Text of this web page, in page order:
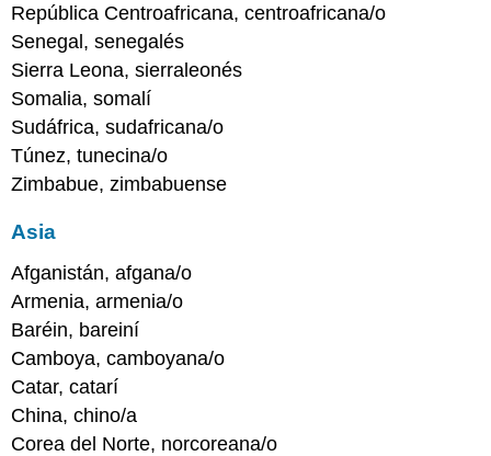
República Centroafricana, centroafricana/o
Senegal, senegalés
Sierra Leona, sierraleonés
Somalia, somalí
Sudáfrica, sudafricana/o
Túnez, tunecina/o
Zimbabue, zimbabuense
Asia
Afganistán, afgana/o
Armenia, armenia/o
Baréin, bareiní
Camboya, camboyana/o
Catar, catarí
China, chino/a
Corea del Norte, norcoreana/o